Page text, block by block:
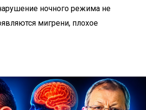
ночного режима не
мигрени, плохое